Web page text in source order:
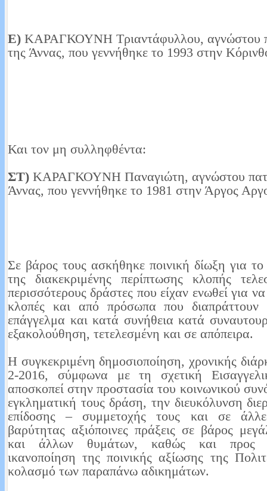
Ε) ΚΑΡΑΓΚΟΥΝΗ Τριαντάφυλλου, αγνώστου
της Άννας, που γεννήθηκε το 1993 στην
Και τον μη συλληφθέντα:
ΣΤ) ΚΑΡΑΓΚΟΥΝΗ Παναγιώτη, αγνώστου
Άννας, που γεννήθηκε το 1981 στην Άργος
Σε βάρος τους ασκήθηκε ποινική δίωξη για
της διακεκριμένης περίπτωσης κλοπής
περισσότερους δράστες που είχαν ενωθεί για
κλοπές και από πρόσωπα που διαπράττουν
επάγγελμα και κατά συνήθεια κατά
εξακολούθηση, τετελεσμένη και σε απόπειρα.
Η συγκεκριμένη δημοσιοποίηση, χρονικής
2-2016, σύμφωνα με τη σχετική
αποσκοπεί στην προστασία του κοινωνικού
εγκληματική τους δράση, την διευκόλυνση
επίδοσης – συμμετοχής τους και σε
βαρύτητας αξιόποινες πράξεις σε βάρος
και άλλων θυμάτων, καθώς και προς
ικανοποίηση της ποινικής αξίωσης της
κολασμό των παραπάνω αδικημάτων.